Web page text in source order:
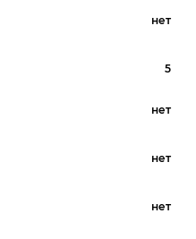
нет
5
нет
нет
нет